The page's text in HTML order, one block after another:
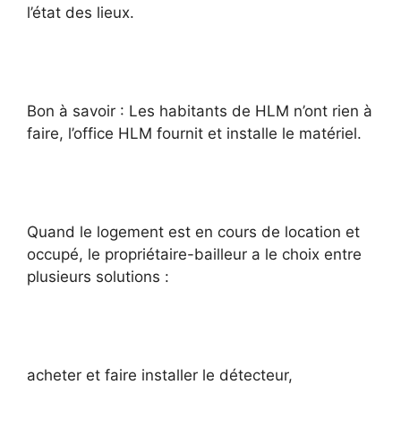
l’état des lieux.
Bon à savoir : Les habitants de HLM n’ont rien à
faire, l’office HLM fournit et installe le matériel.
Quand le logement est en cours de location et
occupé, le propriétaire-bailleur a le choix entre
plusieurs solutions :
acheter et faire installer le détecteur,